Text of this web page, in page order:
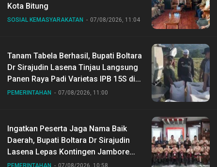
Kota Bitung
SOSIAL KEMASYARAKATAN 07/08/2026, 11:04
Tanam Tabela Berhasil, Bupati Boltara
Dr Sirajudin Lasena Tinjau Langsung
Panen Raya Padi Varietas IPB 15S di
Desa Gihang
PEMERINTAHAN 07/08/2026, 11:00
Ingatkan Peserta Jaga Nama Baik
Daerah, Bupati Boltara Dr Sirajudin
Lasena Lepas Kontingen Jambore
Nasional ke XII di Buperta Cibubur